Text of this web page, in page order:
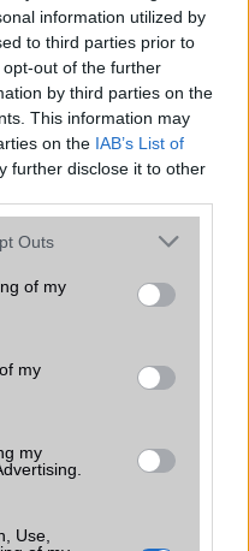
information utilized by
to third parties prior to
out of the further
by third parties on the
This information may
on the IAB’s List of
further disclose it to other
one or more Google
You may click to
its third-party tags to
in below Google
Outs
of my
my
my
Use,
Tech Chap YouTuber és
legtovább egyetlen
View
World Congressen
HTC M7 mobilt
is lerántják a leplet.